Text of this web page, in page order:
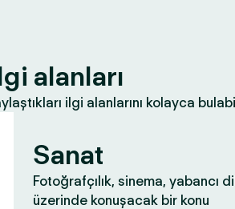
alanları
ilgi alanlarını kolayca
Sanat
Fotoğrafçılık, sinema, yabancı
üzerinde konuşacak bir konu